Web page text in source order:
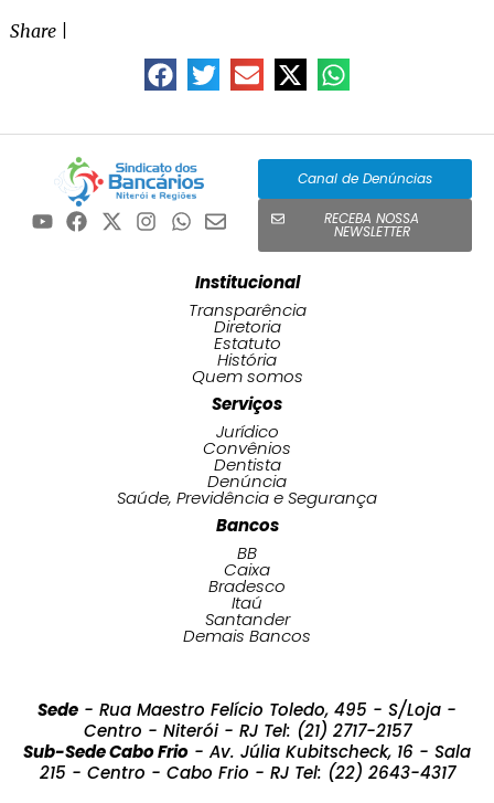
Share
Canal de Denúncias
RECEBA NOSSA
NEWSLETTER
Institucional
Transparência
Diretoria
Estatuto
História
Quem somos
Serviços
Jurídico
Convênios
Dentista
Denúncia
Saúde, Previdência e Segurança
Bancos
BB
Caixa
Bradesco
Itaú
Santander
Demais Bancos
Sede - Rua Maestro Felício Toledo, 495 - S/Loja -
Centro - Niterói - RJ Tel: (21) 2717-2157
Sub-Sede Cabo Frio - Av. Júlia Kubitscheck, 16 - Sala
215 - Centro - Cabo Frio - RJ Tel: (22) 2643-4317